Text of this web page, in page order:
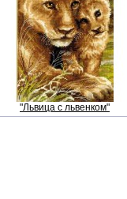
"Львица с львенком"